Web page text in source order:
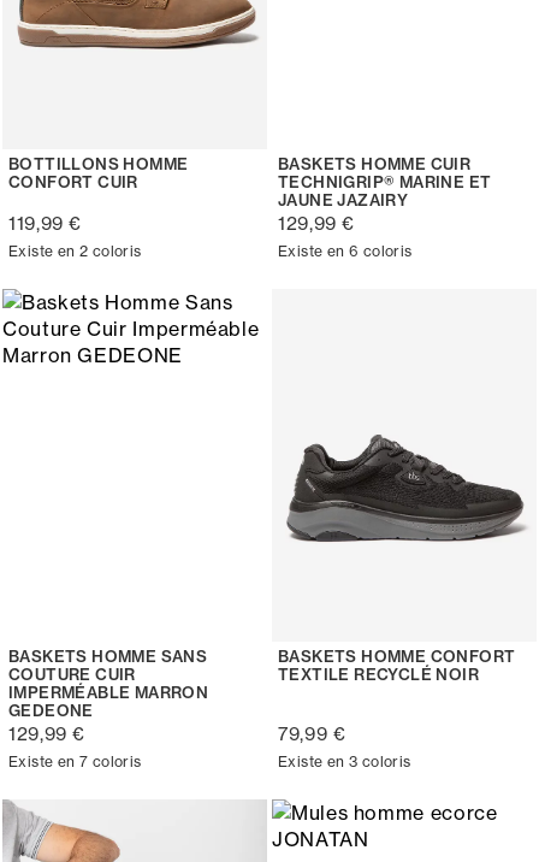
BOTTILLONS HOMME
CONFORT CUIR
119,99 €
Existe en 2 coloris
BASKETS HOMME CUIR
TECHNIGRIP® MARINE ET
JAUNE JAZAIRY
129,99 €
Existe en 6 coloris
BASKETS HOMME SANS
COUTURE CUIR
IMPERMÉABLE MARRON
GEDEONE
129,99 €
Existe en 7 coloris
BASKETS HOMME CONFORT
TEXTILE RECYCLÉ NOIR
79,99 €
Existe en 3 coloris